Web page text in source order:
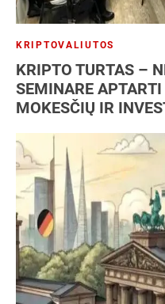
KRIPTOVALIUTOS
KRIPTO TURTAS –
SEMINARE
MOKESČIŲ IR